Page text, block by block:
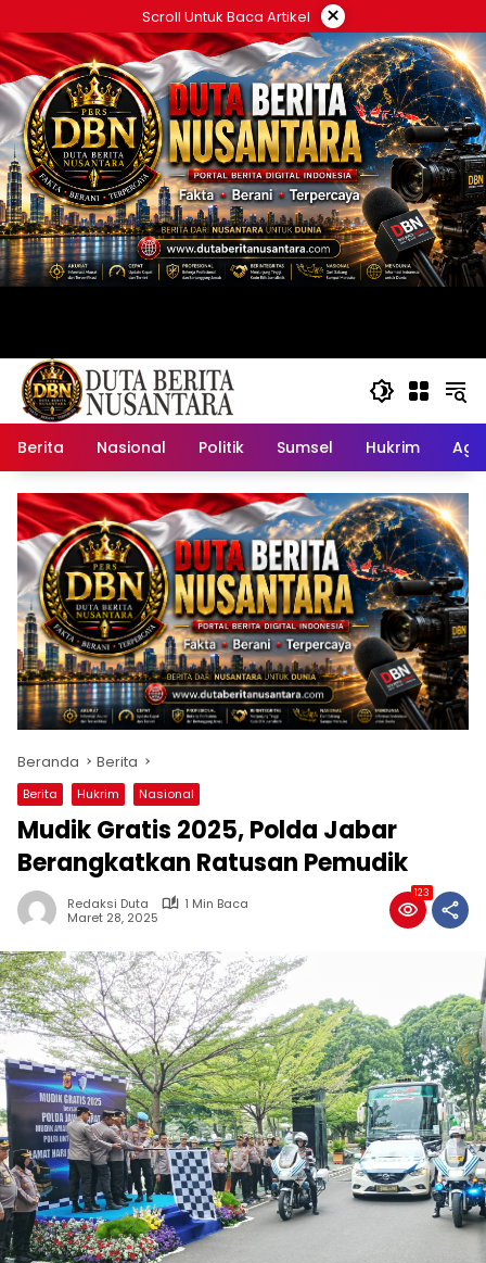
ke
konten
Scroll Untuk Baca Artikel ×
Berita Nasional Politik Sumsel Hukrim
Beranda Berita
Berita Hukrim Nasional
Mudik Gratis 2025, Polda Jabar
Berangkatkan Ratusan Pemudik
Redaksi Duta
1 Min Baca
Maret 28, 2025
123